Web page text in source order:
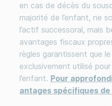
en cas de décès du
majorité de l’enfant, ne
l’actif successoral, mais
avantages fiscaux
règles garantissent que
exclusivement utilisé
l’enfant. Pour
antages spécifiques